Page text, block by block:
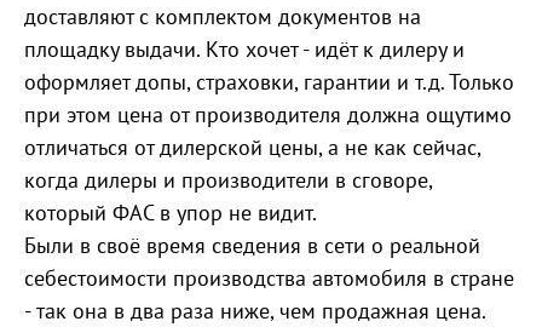
доставляют с комплектом документов на
площадку выдачи. Кто хочет - идёт к дилеру и
оформляет допы, страховки, гарантии и т.д. Только
при этом цена от производителя должна ощутимо
отличаться от дилерской цены, а не как сейчас,
когда дилеры и производители в сговоре,
который ФАС в упор не видит.
Были в своё время сведения в сети о реальной
себестоимости производства автомобиля в стране
- так она в два раза ниже, чем продажная цена.